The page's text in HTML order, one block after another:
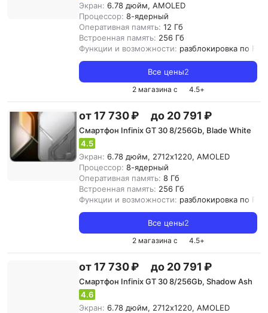
Экран: 6.78 дюйм, AMOLED
Процессор: 8-ядерный
Оперативная память: 12 Гб
Встроенная память: 256 Гб
Функции и возможности: разблокировка по
Все цены2
2 магазина с 4.5+
от 17 730 ₽ до 20 791 ₽
Смартфон Infinix GT 30 8/256Gb, Blade White
4.5
Экран: 6.78 дюйм, 2712x1220, AMOLED
Процессор: 8-ядерный
Оперативная память: 8 Гб
Встроенная память: 256 Гб
Функции и возможности: разблокировка по
Все цены2
2 магазина с 4.5+
от 17 730 ₽ до 20 791 ₽
Смартфон Infinix GT 30 8/256Gb, Shadow Ash
4.6
Экран: 6.78 дюйм, 2712x1220, AMOLED